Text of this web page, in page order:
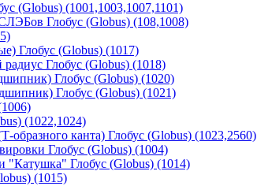
(Globus) (1001,1003,1007,1101)
Глобус (Globus) (108,1008)
Глобус (Globus) (1017)
Глобус (Globus) (1018)
Глобус (Globus) (1020)
Глобус (Globus) (1021)
(1022,1024)
канта) Глобус (Globus) (1023,2560)
Глобус (Globus) (1004)
Глобус (Globus) (1014)
(1015)